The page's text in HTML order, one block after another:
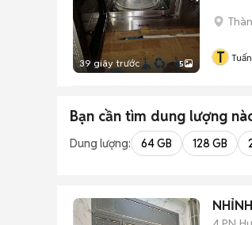
39 giây trước 5 T Tuấn
Bạn cần tìm dung lượng
Dung lượng: 64 GB 128 GB